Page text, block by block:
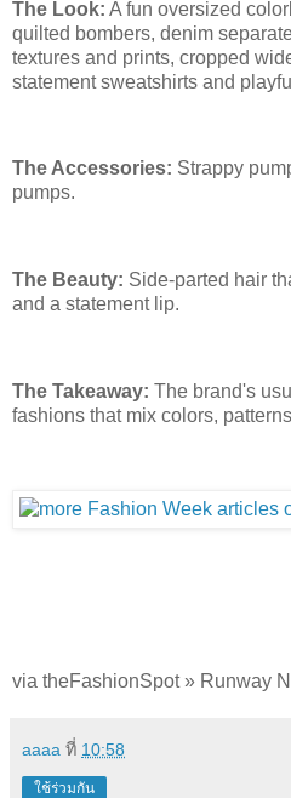
The Look: A fun oversized
quilted bombers, denim
textures and prints, cropped
statement sweatshirts and
The Accessories: Strappy
pumps.
The Beauty: Side-parted hair
and a statement lip.
The Takeaway: The brand's
fashions that mix colors,
via theFashionSpot » Runway
aaaa ที่ 10:58
ใช้ร่วมกัน